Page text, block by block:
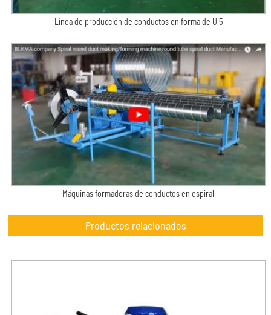
Línea de producción de conductos en forma de U 5
Máquinas formadoras de conductos en espiral
Productos relacionados